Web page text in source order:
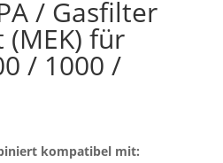
/ Gasfilter
für
/ 1000 /
kompatibel mit: